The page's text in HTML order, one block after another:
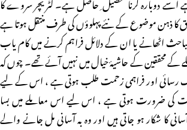
کا ذہن موضوع کے نئے پہلوؤں کی طرف منتقل ہوتا ہے
اٹھانے یا ان کے دلائل فراہم کرنے میں کام یاب
کے محققین کے حاشیۂ خیال میں نہیں آئے تھے۔ چوں کہ
رسائی اور فراہمی زحمت طلب ہوتی ہے ، اس کے لیے
کی ضرورت ہوتی ہے ، اس لیے اس معاملے میں بسا
کا شکار ہو جاتی ہیں اور وہ بہ آسانی مل جانے والے